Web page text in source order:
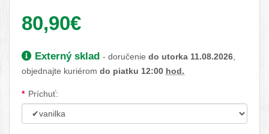
80,90€
Dostupnosť:
Externý sklad - doručenie do utorka 11.08.2026
objednajte kuriérom do piatku 12:00 hod.
Dostupné možnosti
Príchuť: